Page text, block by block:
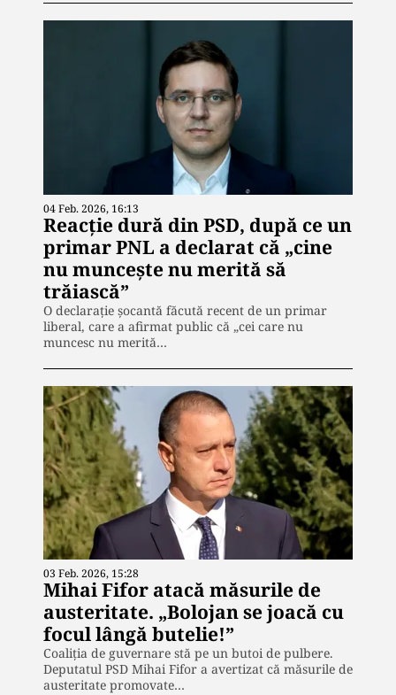
04 Feb. 2026, 16:13
Reacţie dură din PSD, după ce un
primar PNL a declarat că „cine
nu muncește nu merită să
trăiască”
O declarație șocantă făcută recent de un primar
liberal, care a afirmat public că „cei care nu
muncesc nu merită…
03 Feb. 2026, 15:28
Mihai Fifor atacă măsurile de
austeritate. „Bolojan se joacă cu
focul lângă butelie!”
Coaliţia de guvernare stă pe un butoi de pulbere.
Deputatul PSD Mihai Fifor a avertizat că măsurile de
austeritate promovate…